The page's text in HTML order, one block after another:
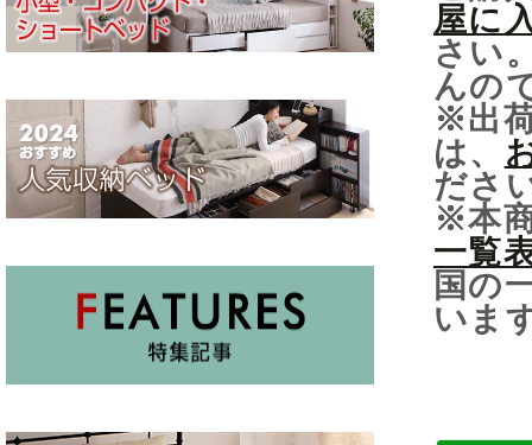
屋に
さい
んの
※出
は、
ださ
※本
一覧
国の
いま